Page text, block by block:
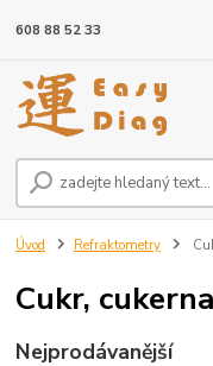
608 88 52 33
Úvod Refraktometry
Cukr,
Nejprodávanější